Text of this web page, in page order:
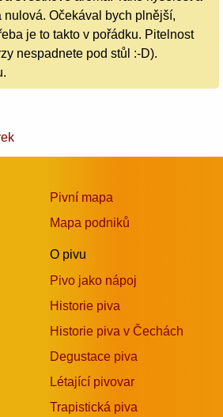
nulová. Očekával bych plnější,
je to takto v pořádku. Pitelnost
nespadnete pod stůl :-D).
Pivní mapa
Mapa podniků
O pivu
Pivo jako nápoj
Historie piva
Historie piva v Čechách
Degustace piva
Létající pivovar
Trapistická piva